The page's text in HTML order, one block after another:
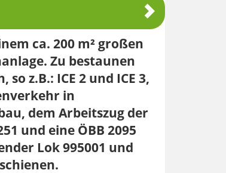
ca. 200 m² großen
Zu bestaunen
z.B.: ICE 2 und ICE 3,
in
dem Arbeitszug der
und eine ÖBB 2095
Lok 995001 und